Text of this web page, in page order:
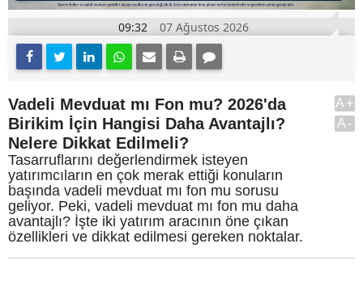
09:32 07 Ağustos 2026
Vadeli Mevduat mı Fon mu? 2026'da
Birikim İçin Hangisi Daha Avantajlı?
Nelere Dikkat Edilmeli?
Tasarruflarını değerlendirmek isteyen
yatırımcıların en çok merak ettiği konuların
başında vadeli mevduat mı fon mu sorusu
geliyor. Peki, vadeli mevduat mı fon mu daha
avantajlı? İşte iki yatırım aracının öne çıkan
özellikleri ve dikkat edilmesi gereken noktalar.
A+
A-